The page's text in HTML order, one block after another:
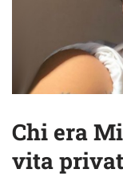
Chi era
vita